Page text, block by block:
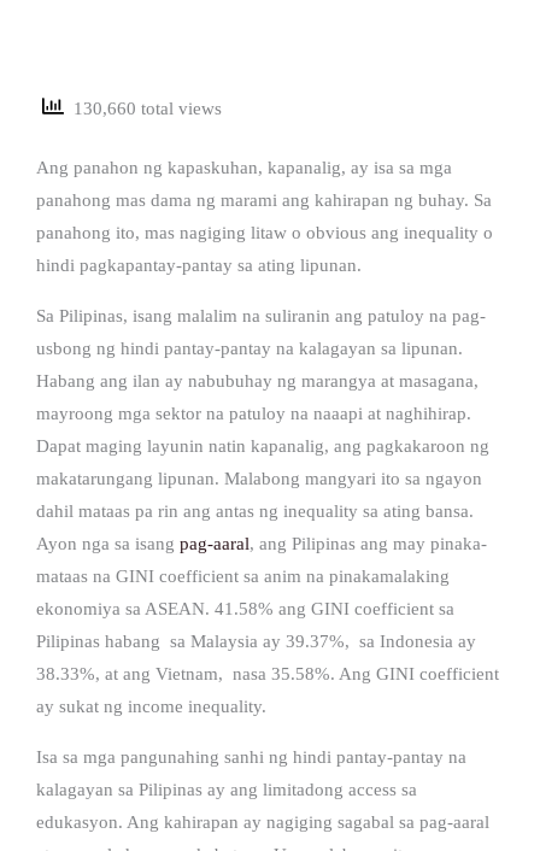
130,660 total views
Ang panahon ng kapaskuhan, kapanalig, ay isa sa mga
panahong mas dama ng marami ang kahirapan ng buhay. Sa
panahong ito, mas nagiging litaw o obvious ang inequality o
hindi pagkapantay-pantay sa ating lipunan.
Sa Pilipinas, isang malalim na suliranin ang patuloy na pag-
usbong ng hindi pantay-pantay na kalagayan sa lipunan.
Habang ang ilan ay nabubuhay ng marangya at masagana,
mayroong mga sektor na patuloy na naaapi at naghihirap.
Dapat maging layunin natin kapanalig, ang pagkakaroon ng
makatarungang lipunan. Malabong mangyari ito sa ngayon
dahil mataas pa rin ang antas ng inequality sa ating bansa.
Ayon nga sa isang pag-aaral, ang Pilipinas ang may pinaka-
mataas na GINI coefficient sa anim na pinakamalaking
ekonomiya sa ASEAN. 41.58% ang GINI coefficient sa
Pilipinas habang sa Malaysia ay 39.37%, sa Indonesia ay
38.33%, at ang Vietnam, nasa 35.58%. Ang GINI coefficient
ay sukat ng income inequality.
Isa sa mga pangunahing sanhi ng hindi pantay-pantay na
kalagayan sa Pilipinas ay ang limitadong access sa
edukasyon. Ang kahirapan ay nagiging sagabal sa pag-aaral